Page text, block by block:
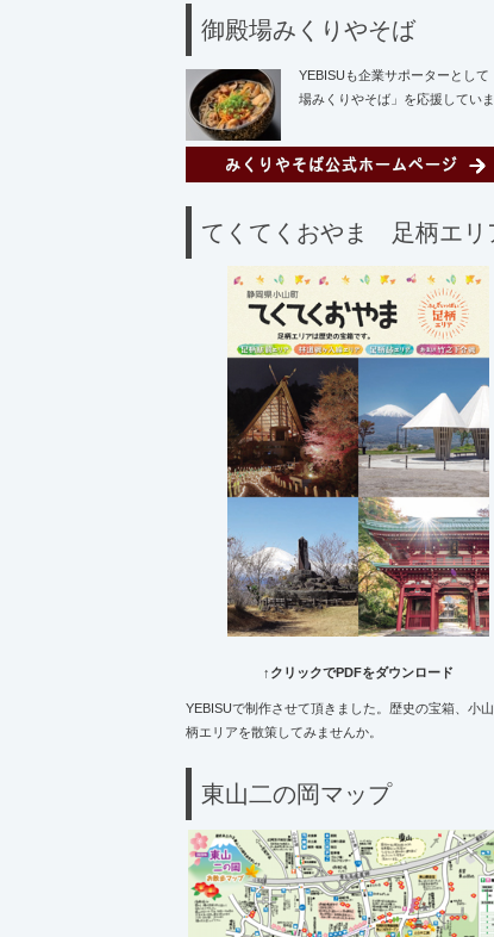
御殿場みくりやそば
YEBISUも企業サポーターとして
場みくりやそば」を応援していま
てくてくおやま 足柄エリ
↑クリックでPDFをダウンロード
YEBISUで制作させて頂きました。歴史の宝箱、小
柄エリアを散策してみませんか。
東山二の岡マップ